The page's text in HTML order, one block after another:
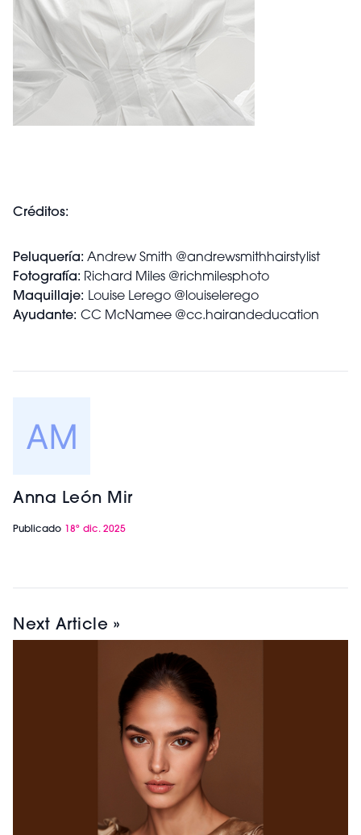
Créditos:
Peluquería: Andrew Smith @andrewsmithhairstylist
Fotografía: Richard Miles @richmilesphoto
Maquillaje: Louise Lerego @louiselerego
Ayudante: CC McNamee @cc.hairandeducation
Anna León Mir
Publicado 18º dic. 2025
Next Article »